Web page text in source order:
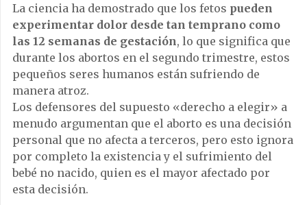
La ciencia ha demostrado que los fetos pueden
experimentar dolor desde tan temprano como
las 12 semanas de gestación, lo que significa que
durante los abortos en el segundo trimestre, estos
pequeños seres humanos están sufriendo de
manera atroz.
Los defensores del supuesto «derecho a elegir» a
menudo argumentan que el aborto es una decisión
personal que no afecta a terceros, pero esto ignora
por completo la existencia y el sufrimiento del
bebé no nacido, quien es el mayor afectado por
esta decisión.